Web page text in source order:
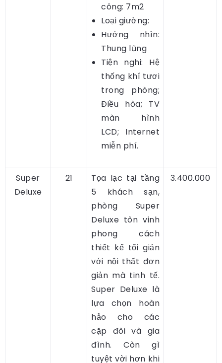
công: 7m2
Loại giường:
Hướng nhìn:
Thung lũng
Tiện nghi: Hệ
thống khí tươi
trong phòng;
Điều hòa; TV
màn hình
LCD; Internet
miễn phí.
Super
Deluxe
21
Tọa lạc tại tầng
5 khách sạn,
phòng Super
Deluxe tôn vinh
phong cách
thiết kế tối giản
với nội thất đơn
giản mà tinh tế.
Super Deluxe là
lựa chọn hoàn
hảo cho các
cặp đôi và gia
đình. Còn gì
tuyệt vời hơn khi
3.400.000